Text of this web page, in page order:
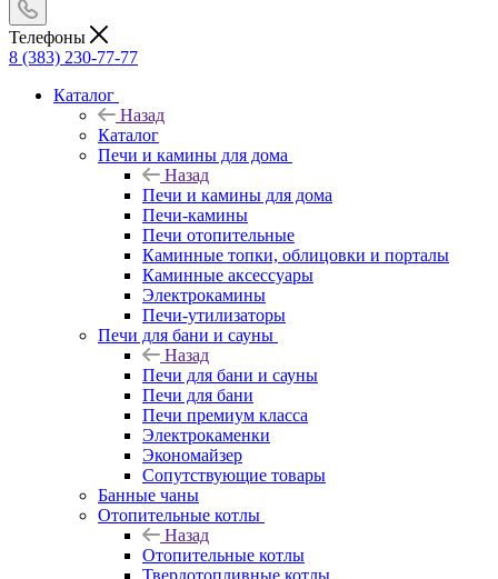
Телефоны
8 (383) 230-77-77
Каталог
Назад
Каталог
Печи и камины для дома
Назад
Печи и камины для дома
Печи-камины
Печи отопительные
Каминные топки, облицовки и порталы
Каминные аксессуары
Электрокамины
Печи-утилизаторы
Печи для бани и сауны
Назад
Печи для бани и сауны
Печи для бани
Печи премиум класса
Электрокаменки
Экономайзер
Сопутствующие товары
Банные чаны
Отопительные котлы
Назад
Отопительные котлы
Твердотопливные котлы